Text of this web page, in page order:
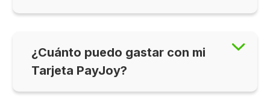
¿Cuánto puedo gastar con mi
Tarjeta PayJoy?